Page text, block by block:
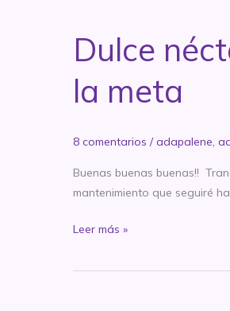
y
7:
momento
Dulce
la meta
8 comentarios /adapalene,
Buenas buenas buenas!!
mantenimiento que seguiré
Dulce
anti-
Leer más »